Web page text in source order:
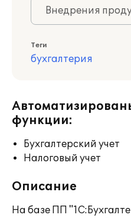
Внедрения
Теги
бухгалтерия
функции:
Бухгалтерский учет
Налоговый учет
Описание
На базе ПП